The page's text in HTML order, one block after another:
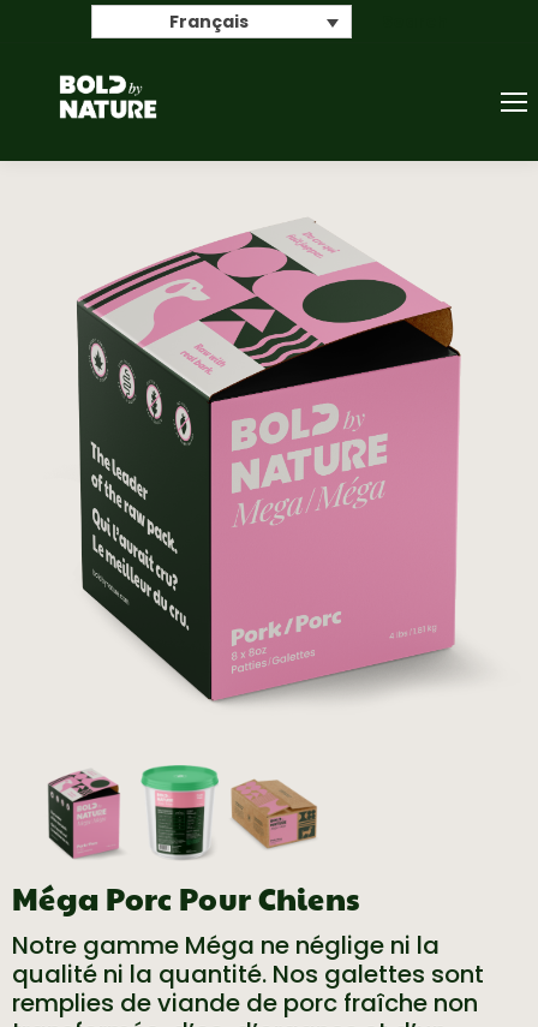
Français
Méga Porc Pour Chiens
Notre gamme Méga ne néglige ni la
qualité ni la quantité. Nos galettes sont
remplies de viande de porc fraîche non